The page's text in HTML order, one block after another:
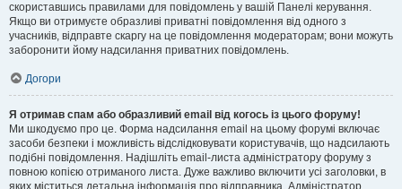
скориставшись правилами для повідомлень у вашій Панелі керування.
Якщо ви отримуєте образливі приватні повідомлення від одного з
учасників, відправте скаргу на це повідомлення модераторам; вони можуть
заборонити йому надсилання приватних повідомлень.
Догори
Я отримав спам або образливий email від когось із цього форуму!
Ми шкодуємо про це. Форма надсилання email на цьому форумі включає
засоби безпеки і можливість відслідковувати користувачів, що надсилають
подібні повідомлення. Надішліть email-листа адміністратору форуму з
повною копією отриманого листа. Дуже важливо включити усі заголовки, в
яких міститься детальна інформація про відправника. Адміністратор